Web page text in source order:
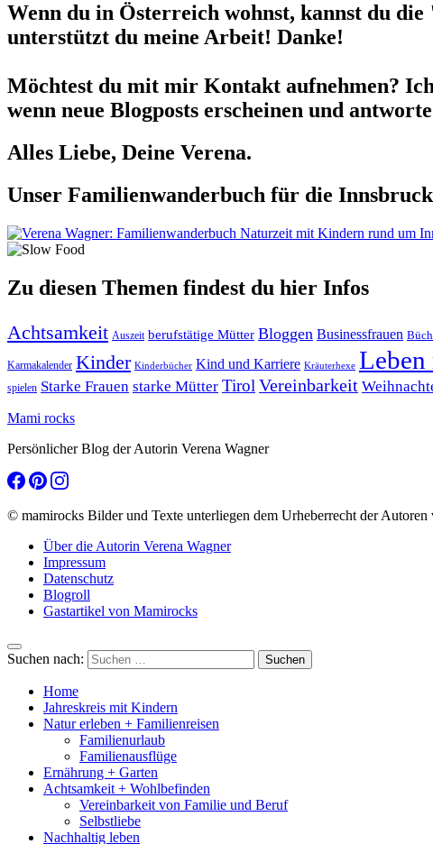
Wenn du in Österreich wohnst, kannst du
unterstützt du meine Arbeit! Danke!
Möchtest du mit mir Kontakt aufnehmen?
wenn neue Blogposts erscheinen und
Alles Liebe, Deine Verena.
Unser Familienwanderbuch für die
Zu diesen Themen findest du hier Infos
Achtsamkeit Auszeit berufstätige Mütter Bloggen Businessfrauen
Karmakalender Kinder Kinderbücher Kind und Karriere Kräuterhexe
spielen Starke Frauen starke Mütter Tirol Vereinbarkeit
Mami rocks
Persönlicher Blog der Autorin Verena Wagner
© mamirocks Bilder und Texte unterliegen dem Urheberrecht der
Über die Autorin Verena Wagner
Impressum
Datenschutz
Blogroll
Gastartikel von Mamirocks
Suchen nach:
Home
Jahreskreis mit Kindern
Natur erleben + Familienreisen
Familienurlaub
Familienausflüge
Ernährung + Garten
Achtsamkeit + Wohlbefinden
Vereinbarkeit von Familie und Beruf
Selbstliebe
Nachhaltig leben